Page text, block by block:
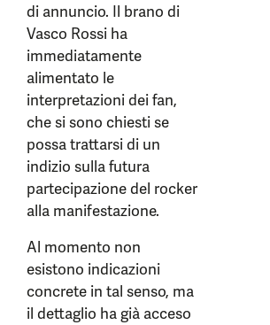
di annuncio. Il brano di
Vasco Rossi ha
immediatamente
alimentato le
interpretazioni dei fan,
che si sono chiesti se
possa trattarsi di un
indizio sulla futura
partecipazione del rocker
alla manifestazione.
Al momento non
esistono indicazioni
concrete in tal senso, ma
il dettaglio ha già acceso